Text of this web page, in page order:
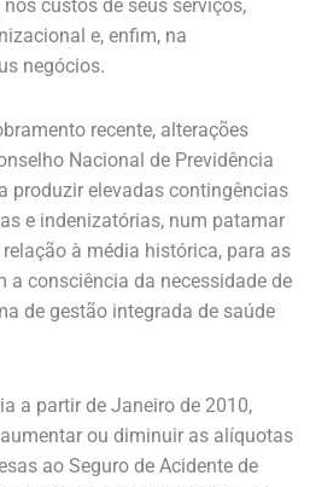
custos de seus serviços,
e, enfim, na
negócios.
recente, alterações
Nacional de Previdência
produzir elevadas contingências
e indenizatórias, num patamar
à média histórica, para as
a consciência da necessidade de
de gestão integrada de saúde
a partir de Janeiro de 2010,
ou diminuir as alíquotas
ao Seguro de Acidente de